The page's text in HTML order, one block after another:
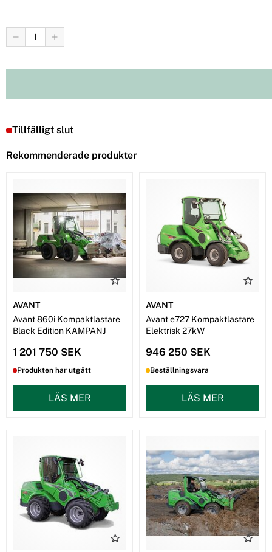
Tillfälligt slut
Rekommenderade produkter
AVANT
Avant 860i Kompaktlastare
Black Edition KAMPANJ
1 201 750 SEK
Produkten har utgått
LÄS MER
AVANT
Avant e727 Kompaktlastare
Elektrisk 27kW
946 250 SEK
Beställningsvara
LÄS MER